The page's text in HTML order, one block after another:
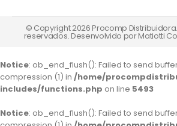
© Copyright 2026 Procomp
reservados. Desenvolvido porMatiotti
Notice: ob_end_flush(): Failed to send
compression (1) in /home/
includes/functions.php on line 5493
Notice: ob_end_flush(): Failed to send